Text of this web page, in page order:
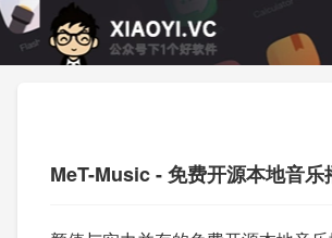
MeT-Music - 免费开源本地音乐